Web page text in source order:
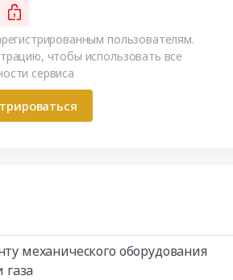
пользователям.
чтобы использовать все
сервиса
механического оборудования